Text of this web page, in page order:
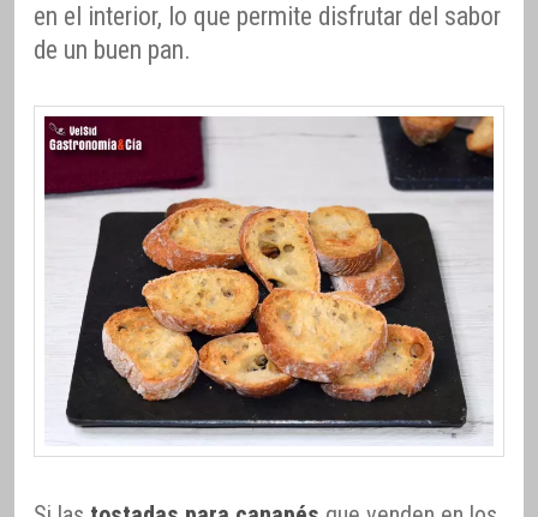
en el interior, lo que permite disfrutar del sabor
de un buen pan.